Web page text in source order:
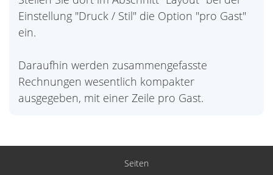
Einstellung "Druck / Stil" die Option "pro Gast"
ein.
Daraufhin werden zusammengefasste
Rechnungen wesentlich kompakter
ausgegeben, mit einer Zeile pro Gast.
Seiten